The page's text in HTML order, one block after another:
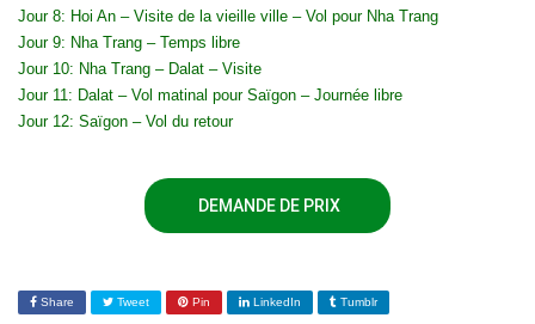
Jour 8: Hoi An – Visite de la vieille ville – Vol pour Nha Trang
Jour 9: Nha Trang – Temps libre
Jour 10: Nha Trang – Dalat – Visite
Jour 11: Dalat – Vol matinal pour Saïgon – Journée libre
Jour 12: Saïgon – Vol du retour
DEMANDE DE PRIX
Share Tweet Pin LinkedIn Tumblr